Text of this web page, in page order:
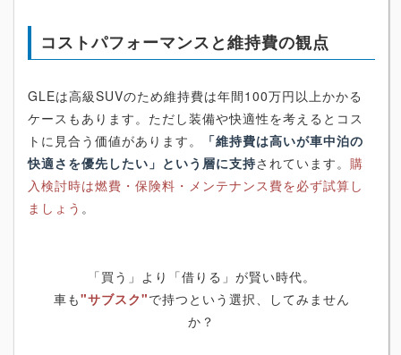
コストパフォーマンスと維持費の観点
GLEは高級SUVのため維持費は年間100万円以上かかる
ケースもあります。ただし装備や快適性を考えるとコス
トに見合う価値があります。
「維持費は高いが車中泊の
快適さを優先したい」という層に支持されています。 購
入検討時は燃費・保険料・メンテナンス費を必ず試算し
ましょう 。
「買う」より「借りる」が賢い時代。
車も"サブスク"で持つという選択、してみません
か？